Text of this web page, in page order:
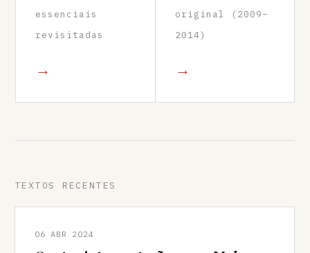
essenciais
revisitadas
→
original (2009–
2014)
→
TEXTOS RECENTES
06 ABR 2024